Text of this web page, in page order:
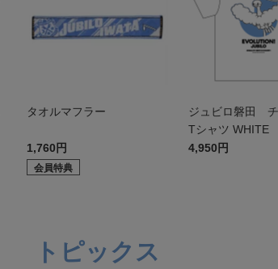
タオルマフラー
1,760円
会員特典
ジュビロ磐田
Tシャツ WHITE
4,950円
トピックス